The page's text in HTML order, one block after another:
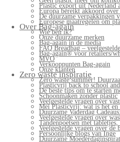
Plastic export uit Nederland
Europa bereikt akkoord
De duurzame verpakkingen
Europese maatregelen om
Over Bag-again
Wie ben ik?
Onze duurzame merken
Bag-again in de media
FAQ Breadbag –
Bag-again® voor retailers/
MVO
Verkooppunten Bag-again
Onze klanten
Zero waste inspiratie
Zero waste summer!
Plasticvrij back to school
De beste tips om te starten
Schoonmaken zonder plastic
Veelgestelde vragen over
Mei Plasticvrij: wat is het en
Duurzame Vaderdag
Veelgestelde vragen over
Tandenpoetsen met
Veelgestelde vragen over de
Persoonlijke blogs van Inge
Duurzame